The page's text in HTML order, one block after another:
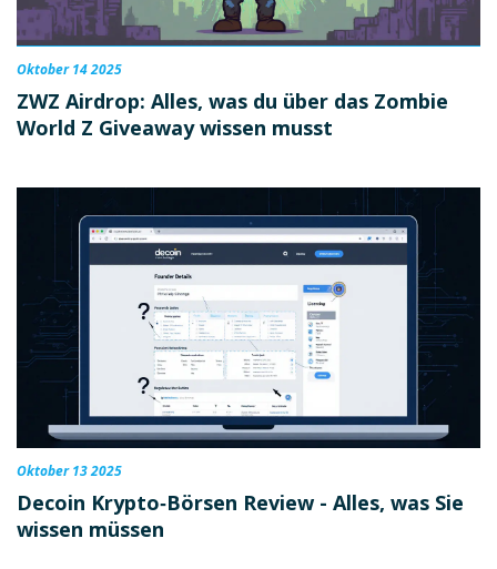
Oktober 14 2025
ZWZ Airdrop: Alles, was du über das Zombie
World Z Giveaway wissen musst
Oktober 13 2025
Decoin Krypto‑Börsen Review - Alles, was Sie
wissen müssen